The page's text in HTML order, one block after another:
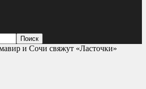
и Сочи свяжут «Ласточки»